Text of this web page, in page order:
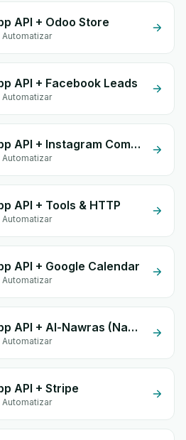
API + Odoo Store
Automatizar
API + Facebook Leads
Automatizar
Whatsapp API + Instagram Comment
Automatizar
API + Tools & HTTP
Automatizar
API + Google Calendar
Automatizar
Whatsapp API + Al-Nawras (Nawris)
Automatizar
API + Stripe
Automatizar